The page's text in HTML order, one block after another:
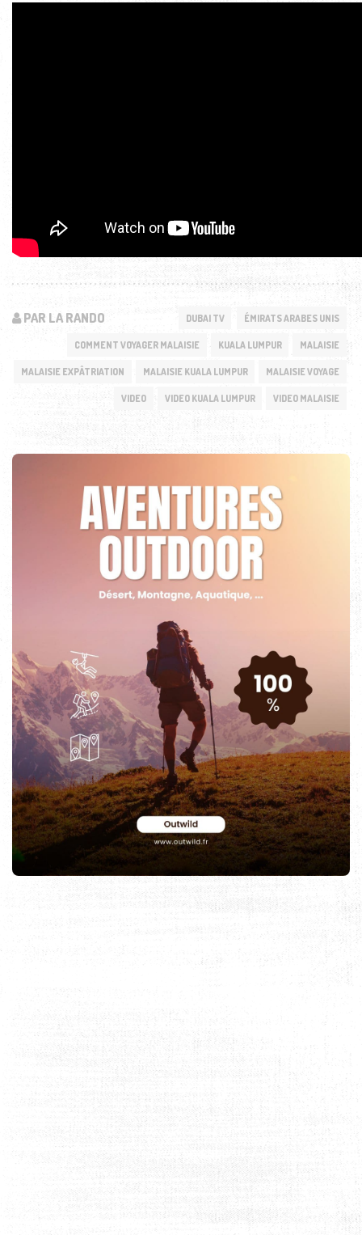
PAR LA RANDO DUBAI TV ÉMIRATS ARABES UNIS
COMMENT VOYAGER MALAISIE KUALA LUMPUR MALAISIE
MALAISIE EXPÂTRIATION MALAISIE KUALA LUMPUR MALAISIE VOYAGE
VIDEO VIDEO KUALA LUMPUR VIDEO MALAISIE